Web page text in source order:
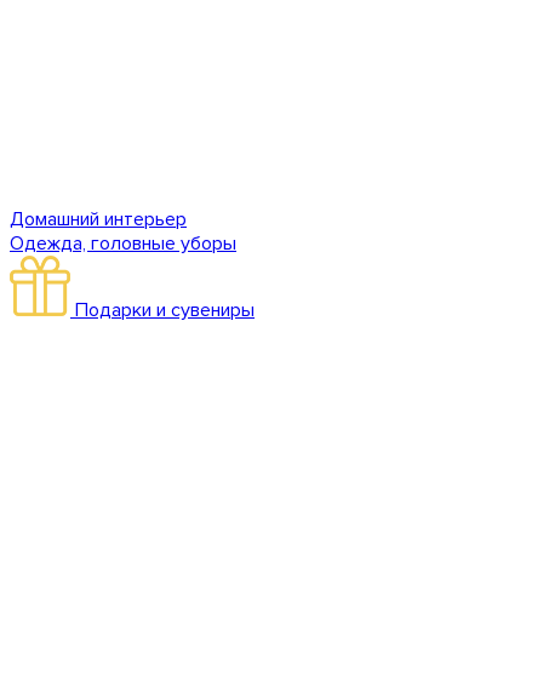
Домашний интерьер
Одежда, головные уборы
Подарки и сувениры